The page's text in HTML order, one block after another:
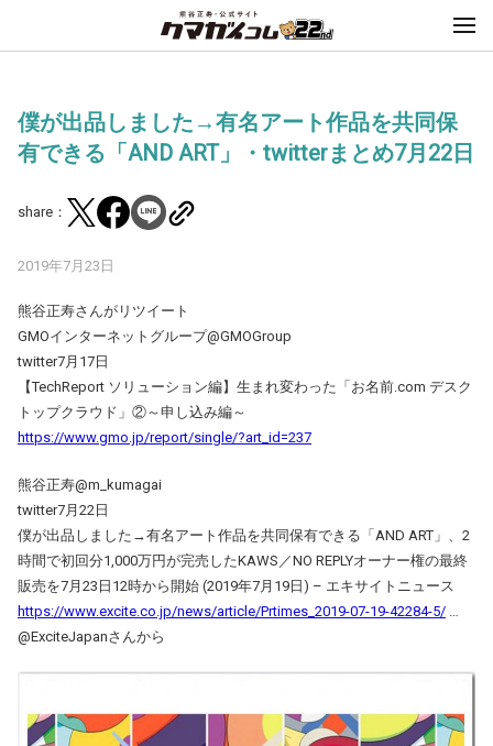
僕が出品しました→有名アート作品を共同保
有できる「AND ART」・twitterまとめ7月22日
share：
2019年7月23日
熊谷正寿さんがリツイート
GMOインターネットグループ@GMOGroup
twitter7月17日
【TechReport ソリューション編】生まれ変わった「お名前.com デスク
トップクラウド」②～申し込み編～
https://www.gmo.jp/report/single/?art_id=237
熊谷正寿@m_kumagai
twitter7月22日
僕が出品しました→有名アート作品を共同保有できる「AND ART」、2
時間で初回分1,000万円が完売したKAWS／NO REPLYオーナー権の最終
販売を7月23日12時から開始 (2019年7月19日) – エキサイトニュース
https://www.excite.co.jp/news/article/Prtimes_2019-07-19-42284-5/
@ExciteJapanさんから